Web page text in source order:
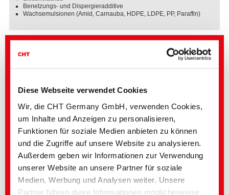
Diese Webseite verwendet Cookies
Wir, die CHT Germany GmbH, verwenden Cookies,
um Inhalte und Anzeigen zu personalisieren,
Funktionen für soziale Medien anbieten zu können
und die Zugriffe auf unsere Website zu analysieren.
Außerdem geben wir Informationen zur Verwendung
unserer Website an unsere Partner für soziale
Medien, Werbung und Analysen weiter. Unsere
Partner führen diese Informationen möglicherweise
Benetzungs- und Dispergieradditive
Wachsemulsionen (Amid, Carnauba, HDPE, LDPE, PP, Paraffin)